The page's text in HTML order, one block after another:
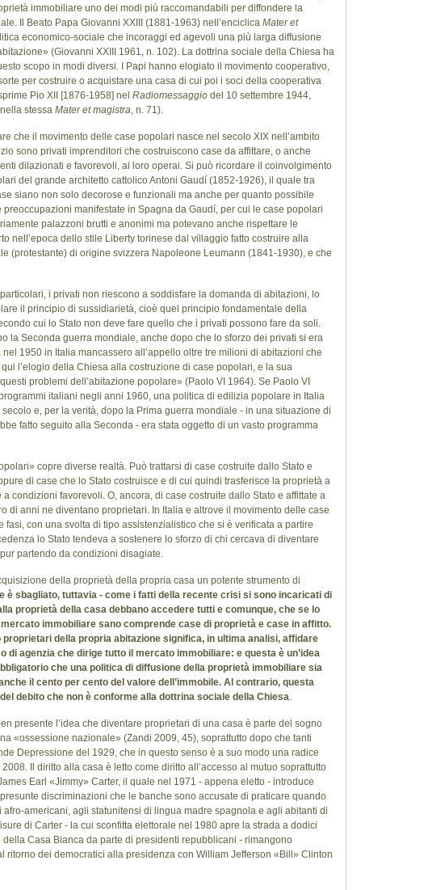
immobiliare uno dei modi più raccomandabili per diffondere la
Il Beato Papa Giovanni XXIII (1881-1963) nell’enciclica Mater et
economico-sociale che incoraggi ed agevoli una più larga diffusione
(Giovanni XXIII 1961, n. 102). La dottrina sociale della Chiesa ha
scopo in modi diversi. I Papi hanno elogiato il movimento cooperativo,
per costruire o acquistare una casa di cui poi i soci della cooperativa
Pio XII [1876-1958] nel Radiomessaggio del 10 settembre 1944,
stessa Mater et magistra, n. 71).
che il movimento delle case popolari nasce nel secolo XIX nell’ambito
sono privati imprenditori che costruiscono case da affittare, o anche
dilazionati e favorevoli, ai loro operai. Si può ricordare il coinvolgimento
del grande architetto cattolico Antoni Gaudí (1852-1926), il quale tra
siano non solo decorose e funzionali ma anche per quanto possibile
manifestate in Spagna da Gaudí, per cui le case popolari
palazzoni brutti e anonimi ma potevano anche rispettare le
nell’epoca dello stile Liberty torinese dal villaggio fatto costruire alla
(protestante) di origine svizzera Napoleone Leumann (1841-1930), e che
i privati non riescono a soddisfare la domanda di abitazioni, lo
il principio di sussidiarietà, cioè quel principio fondamentale della
cui lo Stato non deve fare quello che i privati possono fare da soli.
la Seconda guerra mondiale, anche dopo che lo sforzo dei privati si era
1950 in Italia mancassero all’appello oltre tre milioni di abitazioni che
l’elogio della Chiesa alla costruzione di case popolari, e la sua
problemi dell’abitazione popolare» (Paolo VI 1964). Se Paolo VI
italiani negli anni 1960, una politica di edilizia popolare in Italia
e, per la verità, dopo la Prima guerra mondiale - in una situazione di
fatto seguito alla Seconda - era stata oggetto di un vasto programma
copre diverse realtà. Può trattarsi di case costruite dallo Stato e
di case che lo Stato costruisce e di cui quindi trasferisce la proprietà a
condizioni favorevoli. O, ancora, di case costruite dallo Stato e affittate a
di anni ne diventano proprietari. In Italia e altrove il movimento delle case
fasi, con una svolta di tipo assistenzialistico che si è verificata a partire
lo Stato tendeva a sostenere lo sforzo di chi cercava di diventare
partendo da condizioni disagiate.
della proprietà della propria casa un potente strumento di
è sbagliato, tuttavia - come i fatti della recente crisi si sono incaricati di
proprietà della casa debbano accedere tutti e comunque, che se lo
immobiliare sano comprende case di proprietà e case in affitto.
della propria abitazione significa, in ultima analisi, affidare
di agenzia che dirige tutto il mercato immobiliare: e questa è un’idea
che una politica di diffusione della proprietà immobiliare sia
il cento per cento del valore dell’immobile. Al contrario, questa
debito che non è conforme alla dottrina sociale della Chiesa.
presente l’idea che diventare proprietari di una casa è parte del sogno
«ossessione nazionale» (Zandi 2009, 45), soprattutto dopo che tanti
Depressione del 1929, che in questo senso è a suo modo una radice
Il diritto alla casa è letto come diritto all’accesso al mutuo soprattutto
Earl «Jimmy» Carter, il quale nel 1971 - appena eletto - introduce
discriminazioni che le banche sono accusate di praticare quando
afro-americani, agli statunitensi di lingua madre spagnola e agli abitanti di
di Carter - la cui sconfitta elettorale nel 1980 apre la strada a dodici
della Casa Bianca da parte di presidenti repubblicani - rimangono
ritorno dei democratici alla presidenza con William Jefferson «Bill» Clinton